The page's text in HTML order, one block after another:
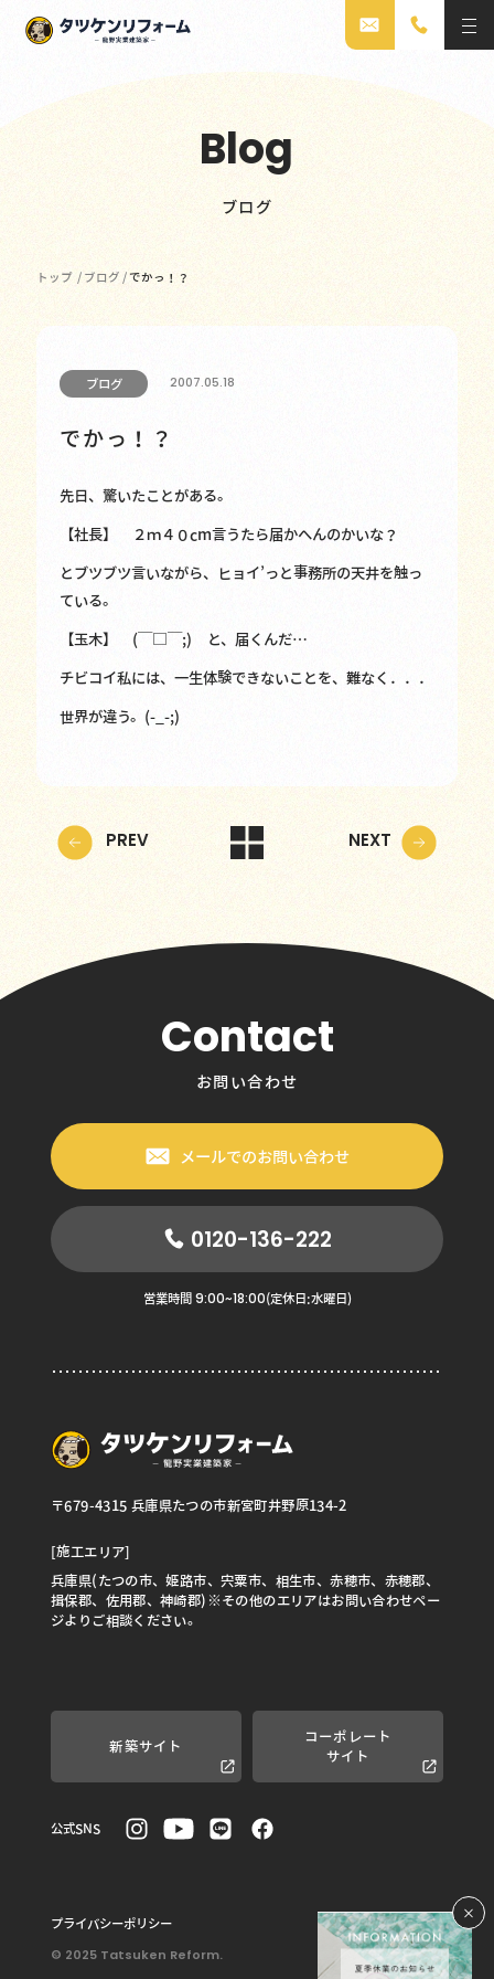
Blog
ブログ
トップ / ブログ / でかっ！？
ブログ 2007.05.18
でかっ！？
先日、驚いたことがある。
【社長】 ２ｍ４０cm言うたら届かへんのかいな？
とブツブツ言いながら、ヒョイ’っと事務所の天井を触っ
ている。
【玉木】 (￣□￣;) と、届くんだ…
チビコイ私には、一生体験できないことを、難なく．．．
世界が違う。(-_-;)
PREV NEXT
Contact
お問い合わせ
メールでのお問い合わせ
0120-136-222
営業時間 9:00~18:00(定休日:水曜日)
〒679-4315 兵庫県たつの市新宮町井野原134-2
[施工エリア]
兵庫県(たつの市、姫路市、宍粟市、相生市、赤穂市、赤穂郡、
揖保郡、佐用郡、神崎郡)※その他のエリアはお問い合わせペー
ジよりご相談ください。
新築サイト
コーポレート
サイト
公式SNS
プライバシーポリシー
© 2025 Tatsuken Reform.